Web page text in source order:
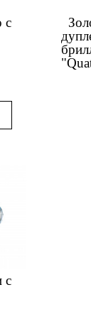
с
с